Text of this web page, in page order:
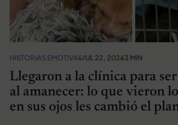
HISTORIAS EMOTIVASJUL 22, 20263 MIN
Llegaron a la clínica para
al amanecer: lo que vieron
en sus ojos les cambió el